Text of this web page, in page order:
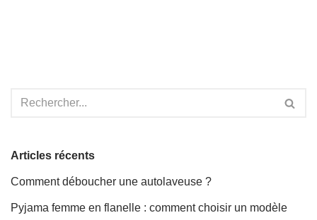
Articles récents
Comment déboucher une autolaveuse ?
Pyjama femme en flanelle : comment choisir un modèle